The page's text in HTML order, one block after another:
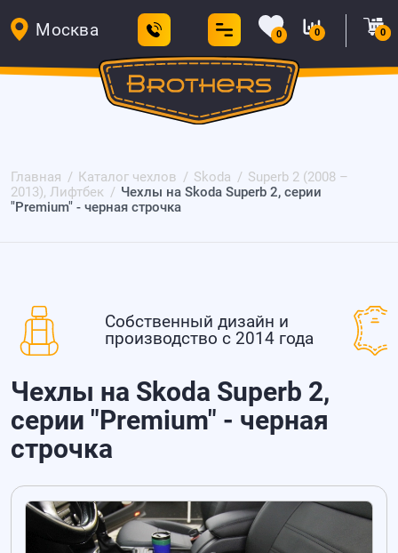
Москва 0 0 0
Главная Каталог чехлов Skoda
Superb 2 (2008 –
2013), Лифтбек
Чехлы на Skoda Superb 2, серии
"Premium" - черная строчка
Собственный дизайн и
производство с 2014 года
Чехлы на Skoda Superb 2,
серии "Premium" - черная
строчка